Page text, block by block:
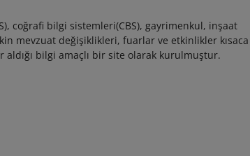
coğrafi bilgi sistemleri(CBS), gayrimenkul, inşaat
mevzuat değişiklikleri, fuarlar ve etkinlikler kısaca
bilgi amaçlı bir site olarak kurulmuştur.